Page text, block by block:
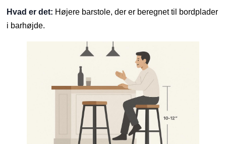
Hvad er det: Højere barstole, der er beregnet til bordplader
i barhøjde.